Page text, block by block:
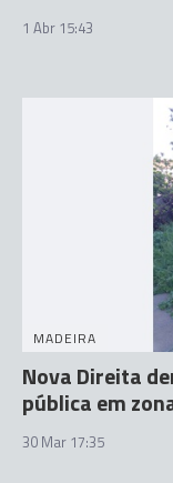
1 Abr 15:43
MADEIRA
Nova Direita
pública em
30 Mar 17:35